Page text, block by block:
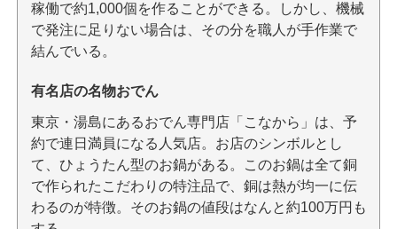
稼働で約1,000個を作ることができる。しかし、機械
で発注に足りない場合は、その分を職人が手作業で
結んでいる。
有名店の名物おでん
東京・湯島にあるおでん専門店「こなから」は、予
約で連日満員になる人気店。お店のシンボルとし
て、ひょうたん型のお鍋がある。このお鍋は全て銅
で作られたこだわりの特注品で、銅は熱が均一に伝
わるのが特徴。そのお鍋の値段はなんと約100万円も